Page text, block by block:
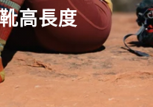
高長度